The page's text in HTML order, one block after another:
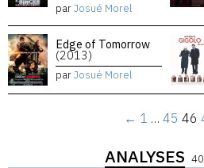
parJosué Morel
Edge of Tomorrow
(2013)
parJosué Morel
← 1 … 45 46
ANALYSES